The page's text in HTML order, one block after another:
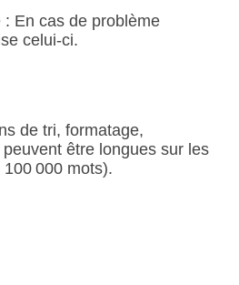
En cas de problème
celui‑ci.
de tri, formatage,
être longues sur les
000 mots).